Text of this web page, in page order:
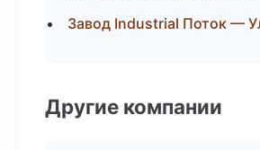
Завод Industrial Поток —
Другие компании